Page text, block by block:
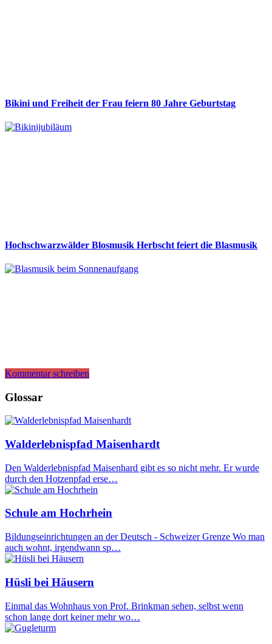
Bikini und Freiheit der Frau feiern 80 Jahre Geburtstag
Hochschwarzwälder Blosmusik Herbscht feiert die Blasmusik
Kommentar schreiben
Glossar
Walderlebnispfad Maisenhardt
Den Walderlebnispfad Maisenhard gibt es so nicht mehr. Er wurde
durch den Hotzenpfad erse…
Schule am Hochrhein
Bildungseinrichtungen an der Deutsch - Schweizer Grenze Wo man
auch wohnt, irgendwann sp…
Hüsli bei Häusern
Einmal das Wohnhaus von Prof. Brinkman sehen, selbst wenn
schon lange dort keiner mehr wo…